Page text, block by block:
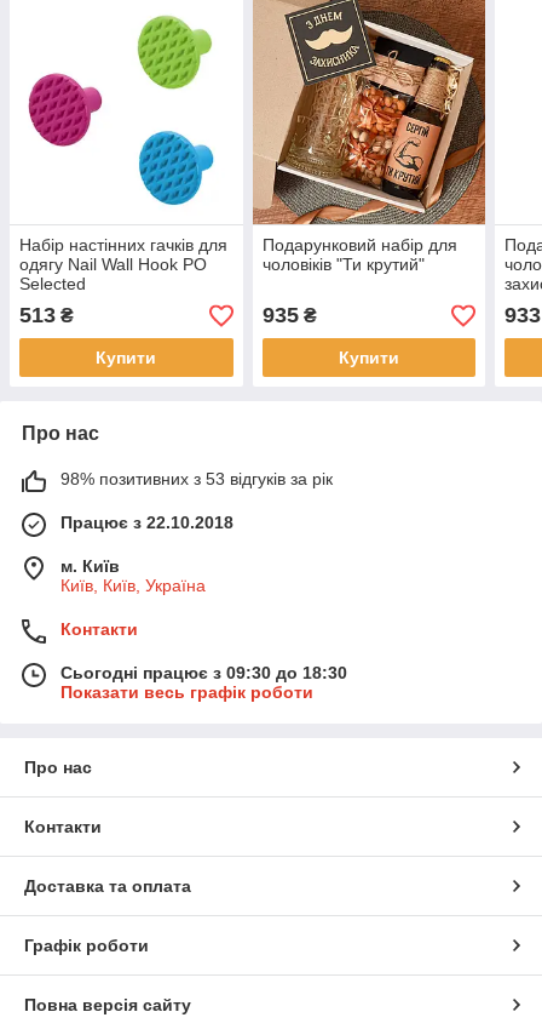
Набір настінних гачків для
одягу Nail Wall Hook PO
Selected
513 ₴
Купити
Подарунковий набір для
чоловіків "Ти крутий"
935₴
Купити
933
Про нас
98% позитивних з 53 відгуків за рік
Працює з 22.10.2018
м. Київ
Київ, Київ, Україна
Контакти
Сьогодні працює з 09:30 до 18:30
Показати весь графік роботи
Про нас
Контакти
Доставка та оплата
Графік роботи
Повна версія сайту